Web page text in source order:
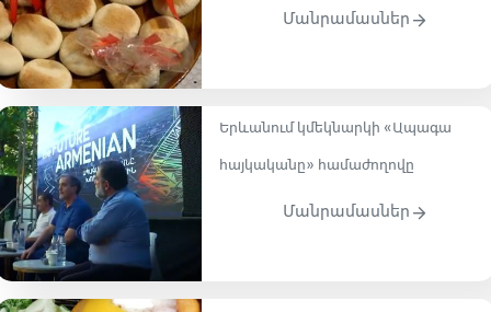
Մանրամասներ
Երևանում կմեկնարկի «Ապագա
հայկականը» համաժողովը
Մանրամասներ